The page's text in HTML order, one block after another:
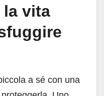
la vita
a sé con una